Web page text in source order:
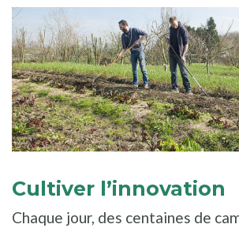
Cultiver l’innovation
Chaque jour, des centaines de